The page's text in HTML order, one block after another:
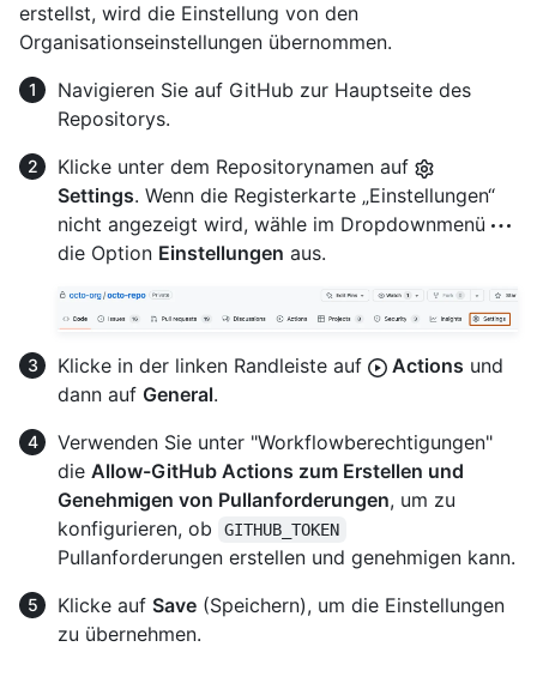
erstellst, wird die Einstellung von den
Organisationseinstellungen übernommen.
Navigieren Sie auf GitHub zur Hauptseite des
Repositorys.
Klicke unter dem Repositorynamen auf
Settings. Wenn die Registerkarte „Einstellungen“
nicht angezeigt wird, wähle im Dropdownmenü
die Option Einstellungen aus.
Klicke in der linken Randleiste auf Actions und
dann auf General.
Verwenden Sie unter "Workflowberechtigungen"
die Allow-GitHub Actions zum Erstellen und
Genehmigen von Pullanforderungen, um zu
konfigurieren, ob
GITHUB_TOKEN
Pullanforderungen erstellen und genehmigen kann.
Klicke auf Save (Speichern), um die Einstellungen
zu übernehmen.